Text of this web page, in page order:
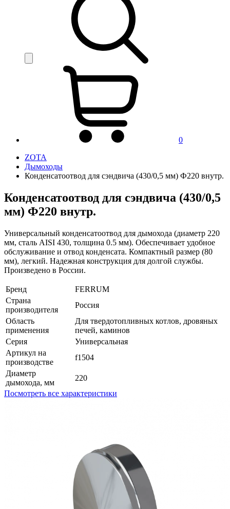
0
ZOTA
Дымоходы
Конденсатоотвод для сэндвича (430/0,5 мм) Ф220 внутр.
Конденсатоотвод для сэндвича (430/0,5
мм) Ф220 внутр.
Универсальный конденсатоотвод для дымохода (диаметр 220
мм, сталь AISI 430, толщина 0.5 мм). Обеспечивает удобное
обслуживание и отвод конденсата. Компактный размер (80
мм), легкий. Надежная конструкция для долгой службы.
Произведено в России.
Бренд
FERRUM
Страна
производителя
Россия
Область
применения
Для твердотопливных котлов, дровяных
печей, каминов
Серия
Универсальная
Артикул на
производстве
f1504
Диаметр
дымохода, мм
220
Посмотреть все характеристики